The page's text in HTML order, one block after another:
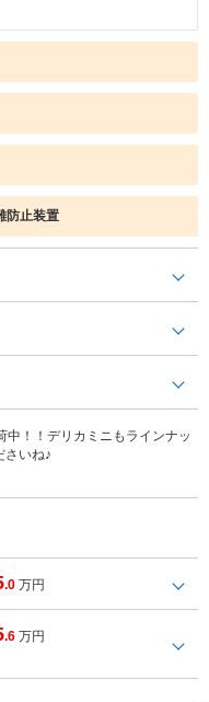
防止装置
中！！デリカミニもラインナッ
さいね♪
.0 万円
.6 万円